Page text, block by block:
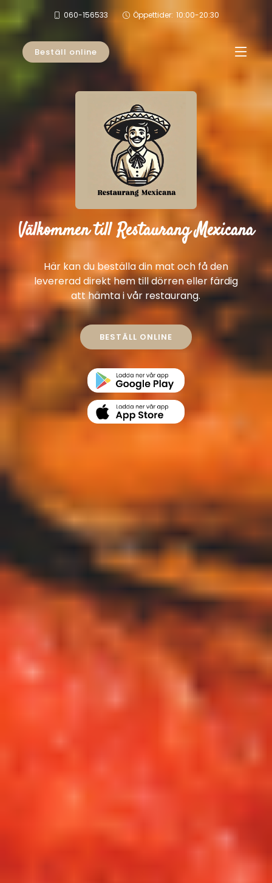
060-156533 Öppettider: 10:00-20:30
Beställ online
Välkommen till Restaurang Mexicana
Här kan du beställa din mat och få den
levererad direkt hem till dörren eller färdig
att hämta i vår restaurang.
BESTÄLL ONLINE